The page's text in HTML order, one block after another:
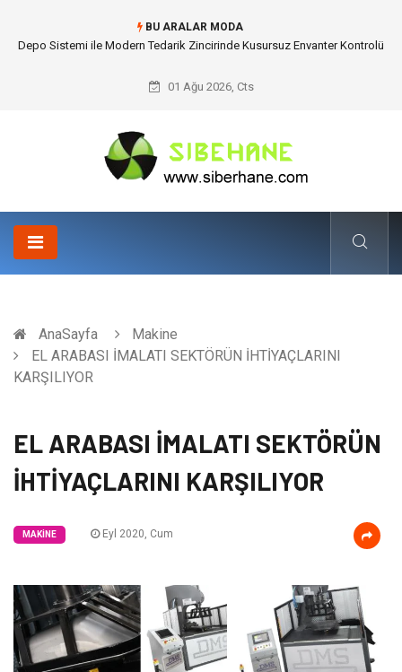
BU ARALAR MODA
Akrilik Boyama Seti ile Evinizde Dijitalden Uzak Bir Deşarj Alanı Tasarlayın
01 Ağu 2026, Cts
AnaSayfa
Makine
EL ARABASI İMALATI SEKTÖRÜN İHTİYAÇLARINI
KARŞILIYOR
EL ARABASI İMALATI SEKTÖRÜN
İHTİYAÇLARINI KARŞILIYOR
MAKINE Eyl 2020, Cum